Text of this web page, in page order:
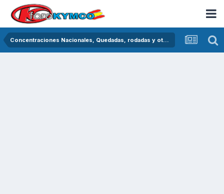
Concentraciones Nacionales, Quedadas, rodadas y otras crónicas del asfalto